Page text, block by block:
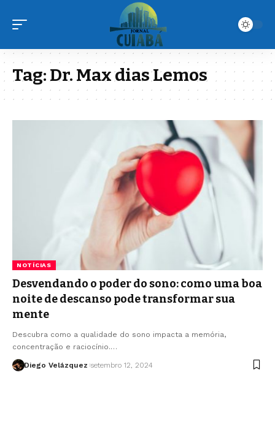
Tag:Dr. Max dias Lemos
NOTÍCIAS
Desvendando o poder do sono: como uma boa
noite de descanso pode transformar sua
mente
Descubra como a qualidade do sono impacta a memória,
concentração e raciocínio.…
Diego Velázquez setembro 12, 2024